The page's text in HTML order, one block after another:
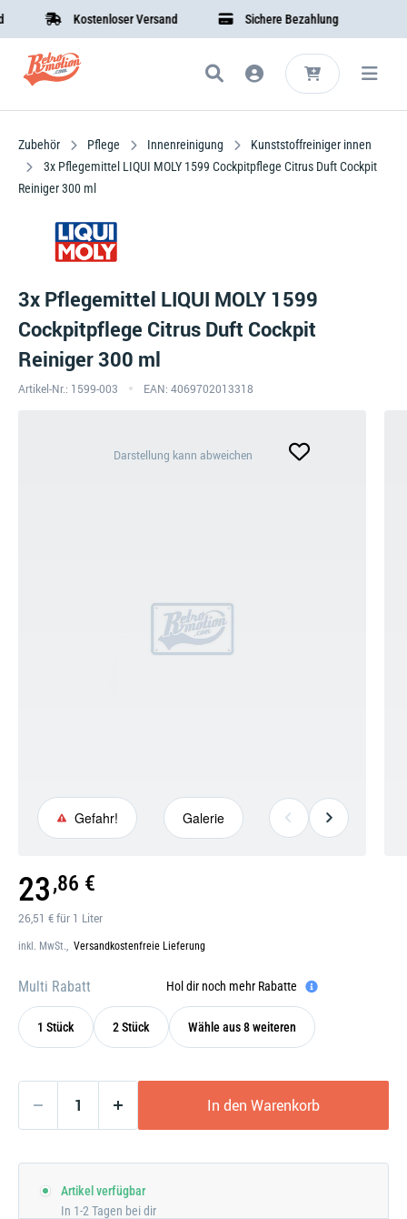
Kostenloser Versand Sichere Bezahlung
Zubehör Pflege Innenreinigung
Kunststoffreiniger innen
3x Pflegemittel LIQUI MOLY 1599 Cockpitpflege Citrus Duft Cockpit
Reiniger 300 ml
3x Pflegemittel LIQUI MOLY 1599
Cockpitpflege Citrus Duft Cockpit
Reiniger 300 ml
Artikel-Nr.: 1599-003 EAN: 4069702013318
Gefahr!
Darstellung kann abweichen
Gefahr! Galerie
26,51 € für 1 Liter
23,86 €
inkl. MwSt., Versandkostenfreie Lieferung
Multi Rabatt Hol dir noch mehr Rabatte
1 Stück 2 Stück Wähle aus 8 weiteren
In den Warenkorb
Artikel verfügbar
In 1-2 Tagen bei dir